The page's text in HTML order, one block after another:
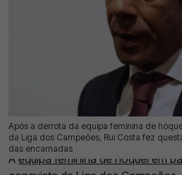
Após a derrota da equipa feminina de
da Liga dos Campeões, Rui Costa fez
das encarnadas
11 Mai 2026 | 18:01 | 0
A equipa feminina de hóquei em